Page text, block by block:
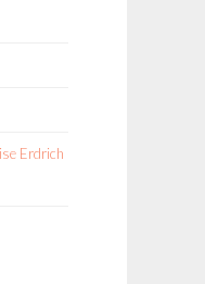
Erdrich